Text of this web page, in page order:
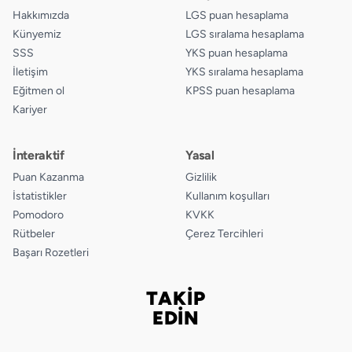
Hakkımızda
Künyemiz
SSS
İletişim
Eğitmen ol
Kariyer
LGS puan hesaplama
LGS sıralama hesaplama
YKS puan hesaplama
YKS sıralama hesaplama
KPSS puan hesaplama
İnteraktif
Puan Kazanma
İstatistikler
Pomodoro
Rütbeler
Başarı Rozetleri
Yasal
Gizlilik
Kullanım koşulları
KVKK
Çerez Tercihleri
TAKİP
EDİN